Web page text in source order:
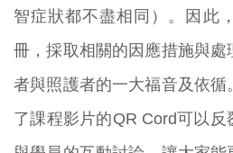
智症狀都不盡相同）。因此
冊，採取相關的因應措施與處
者與照護者的一大福音及依
了課程影片的QR Cord可以